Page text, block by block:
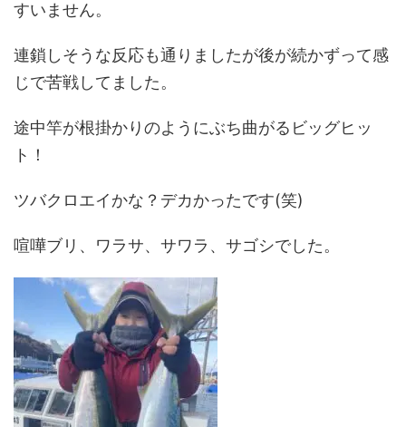
すいません。
連鎖しそうな反応も通りましたが後が続かずって感
じで苦戦してました。
途中竿が根掛かりのようにぶち曲がるビッグヒッ
ト！
ツバクロエイかな？デカかったです(笑)
喧嘩ブリ、ワラサ、サワラ、サゴシでした。